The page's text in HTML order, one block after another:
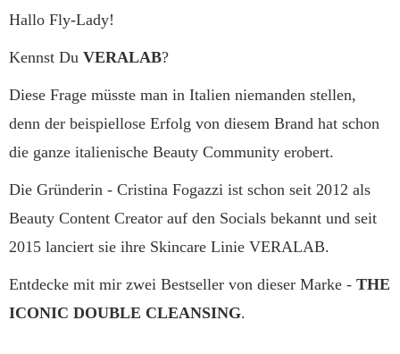
Hallo Fly-Lady!
Kennst Du VERALAB?
Diese Frage müsste man in Italien niemanden stellen,
denn der beispiellose Erfolg von diesem Brand hat schon
die ganze italienische Beauty Community erobert.
Die Gründerin - Cristina Fogazzi ist schon seit 2012 als
Beauty Content Creator auf den Socials bekannt und seit
2015 lanciert sie ihre Skincare Linie VERALAB.
Entdecke mit mir zwei Bestseller von dieser Marke - THE
ICONIC DOUBLE CLEANSING.